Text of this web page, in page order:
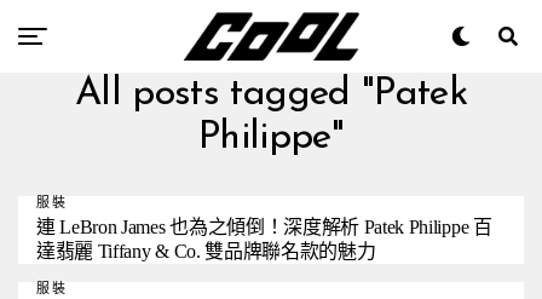
All posts tagged "Patek
Philippe"
服裝
連 LeBron James 也為之傾倒！深度解析 Patek Philippe 百
達翡麗 Tiffany & Co. 雙品牌聯名款的魅力
服裝